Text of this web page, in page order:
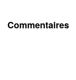
Commentaires